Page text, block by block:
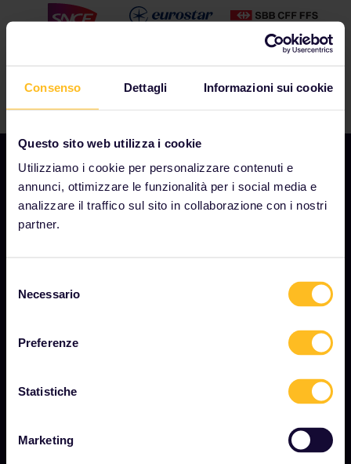
Consenso Dettagli Informazioni sui cookie
Questo sito web utilizza i cookie
Utilizziamo i cookie per personalizzare contenuti e
annunci, ottimizzare le funzionalità per i social media e
analizzare il traffico sul sito in collaborazione con i nostri
partner.
delNecessario
Preferenze
Statistiche
Marketing
AZIENDA
Sala stampa